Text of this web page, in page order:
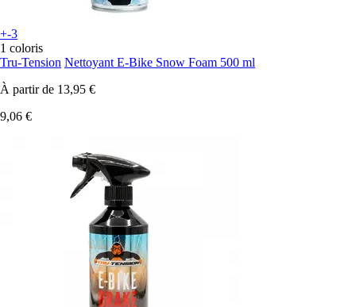
+-3
1 coloris
Tru-Tension Nettoyant E-Bike Snow Foam 500 ml
À partir de 13,95 €
9,06 €